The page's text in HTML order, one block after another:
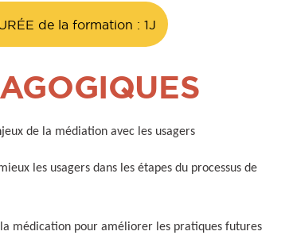
de la formation : 1J
de la médiation avec les usagers
les usagers dans les étapes du processus de
médication pour améliorer les pratiques futures